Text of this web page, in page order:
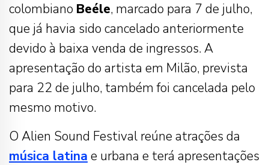
colombiano Beéle, marcado para 7 de julho,
que já havia sido cancelado anteriormente
devido à baixa venda de ingressos. A
apresentação do artista em Milão, prevista
para 22 de julho, também foi cancelada pelo
mesmo motivo.
O Alien Sound Festival reúne atrações da
música latina e urbana e terá apresentações